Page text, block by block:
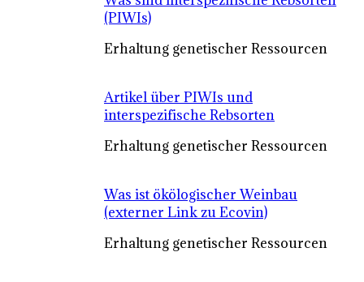
(PIWIs)
Erhaltung genetischer Ressourcen
Artikel über PIWIs und
interspezifische Rebsorten
Erhaltung genetischer Ressourcen
Was ist ökölogischer Weinbau
(externer Link zu Ecovin)
Erhaltung genetischer Ressourcen